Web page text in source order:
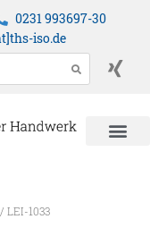
0231 993697-30
iso.de
/ LEI-1033